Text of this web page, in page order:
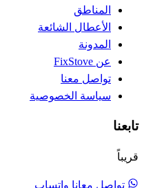
المناطق
الأعطال الشائعة
المدونة
عن FixStove
تواصل معنا
سياسة الخصوصية
تابعنا
قريباً
تواصل معانا واتساب